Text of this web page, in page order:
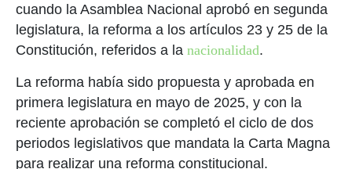
cuando la Asamblea Nacional aprobó en segunda
legislatura, la reforma a los artículos 23 y 25 de la
Constitución, referidos a la nacionalidad.
La reforma había sido propuesta y aprobada en
primera legislatura en mayo de 2025, y con la
reciente aprobación se completó el ciclo de dos
periodos legislativos que mandata la Carta Magna
para realizar una reforma constitucional.